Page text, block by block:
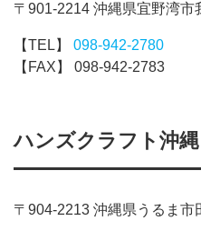
〒901-2214 沖縄県宜野湾市
【TEL】 098-942-2780
【FAX】 098-942-2783
ハンズクラフト沖
〒904-2213 沖縄県うるま市